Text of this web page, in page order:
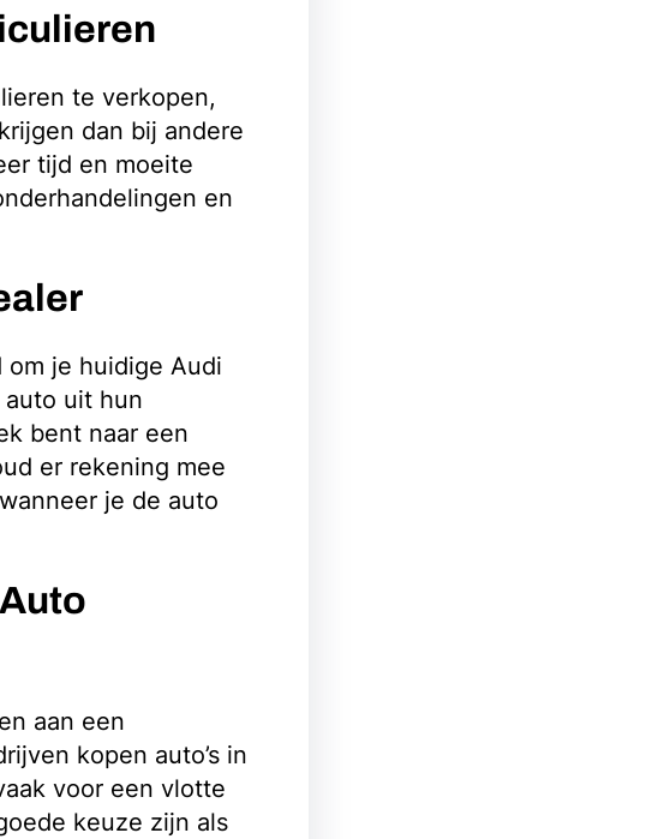
te verkopen,
dan bij andere
tijd en moeite
en
om je huidige Audi
uit hun
bent naar een
er rekening mee
je de auto
aan een
kopen auto’s in
voor een vlotte
keuze zijn als